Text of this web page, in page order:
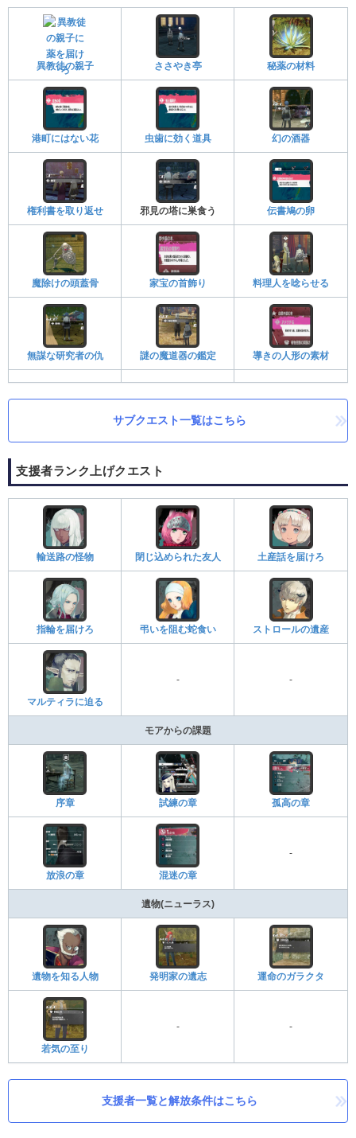
異教徒の親子 ささやき亭 秘薬の材料
港町にはない花 虫歯に効く道具 幻の酒器
権利書を取り返せ 邪見の塔に巣食う 伝書鳩の卵
魔除けの頭蓋骨 家宝の首飾り 料理人を唸らせる
無謀な研究者の仇 謎の魔道器の鑑定 導きの人形の素材
サブクエスト一覧はこちら
支援者ランク上げクエスト
輸送路の怪物 閉じ込められた友人 土産話を届けろ
指輪を届けろ 弔いを阻む蛇食い ストロールの遺産
マルティラに迫る
- -
モアからの課題
序章 試練の章 孤高の章
放浪の章 混迷の章
-
遺物(ニューラス)
遺物を知る人物 発明家の遺志 運命のガラクタ
若気の至り
- -
支援者一覧と解放条件はこちら